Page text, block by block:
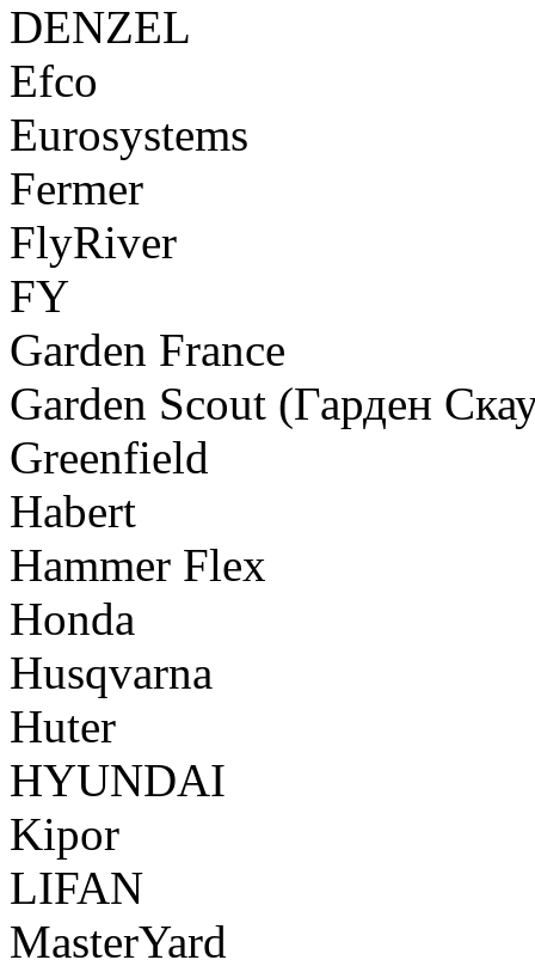
DENZEL
Efco
Eurosystems
Fermer
FlyRiver
FY
Garden France
Garden Scout (Гарден
Greenfield
Habert
Hammer Flex
Honda
Husqvarna
Huter
HYUNDAI
Kipor
LIFAN
MasterYard